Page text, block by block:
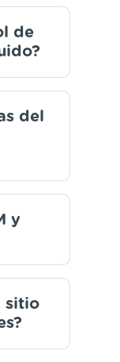
de
del
y
sitio